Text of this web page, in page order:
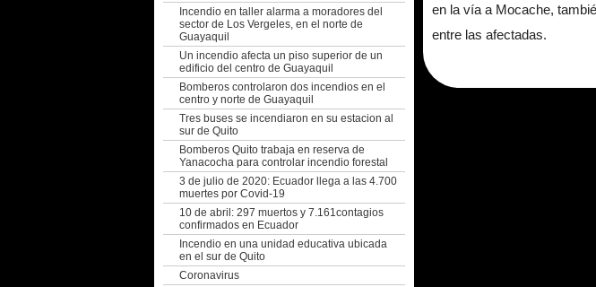
en la vía a Mocache,
entre las afectadas.
Incendio en taller alarma a moradores del
sector de Los Vergeles, en el norte de
Guayaquil
Un incendio afecta un piso superior de un
edificio del centro de Guayaquil
Bomberos controlaron dos incendios en el
centro y norte de Guayaquil
Tres buses se incendiaron en su estacion al
sur de Quito
Bomberos Quito trabaja en reserva de
Yanacocha para controlar incendio forestal
3 de julio de 2020: Ecuador llega a las 4.700
muertes por Covid-19
10 de abril: 297 muertos y 7.161contagios
confirmados en Ecuador
Incendio en una unidad educativa ubicada
en el sur de Quito
Coronavirus